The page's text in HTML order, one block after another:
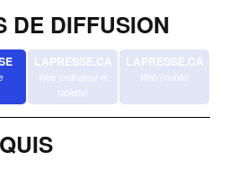
DE DIFFUSION
LAPRESSE.CA
Web (ordinateur et
tablette)
LAPRESSE.CA
Web (mobile)